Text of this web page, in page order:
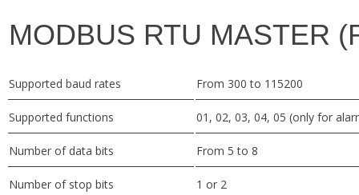
MODBUS RTU MASTER
Supported baud rates From 300 to 115200
Supported functions 01, 02, 03, 04, 05 (only for
Number of data bits From 5 to 8
Number of stop bits 1 or 2